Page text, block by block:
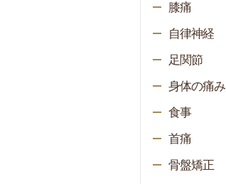
膝痛
自律神経
足関節
身体の痛み
食事
首痛
骨盤矯正